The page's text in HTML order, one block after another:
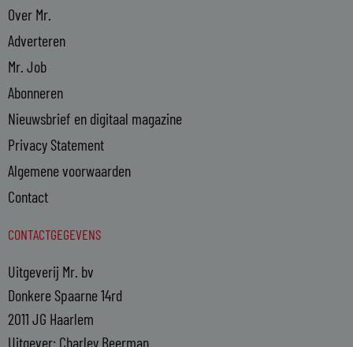
Over Mr.
Adverteren
Mr. Job
Abonneren
Nieuwsbrief en digitaal magazine
Privacy Statement
Algemene voorwaarden
Contact
CONTACTGEGEVENS
Uitgeverij Mr. bv
Donkere Spaarne 14rd
2011 JG Haarlem
Uitgever: Charley Beerman